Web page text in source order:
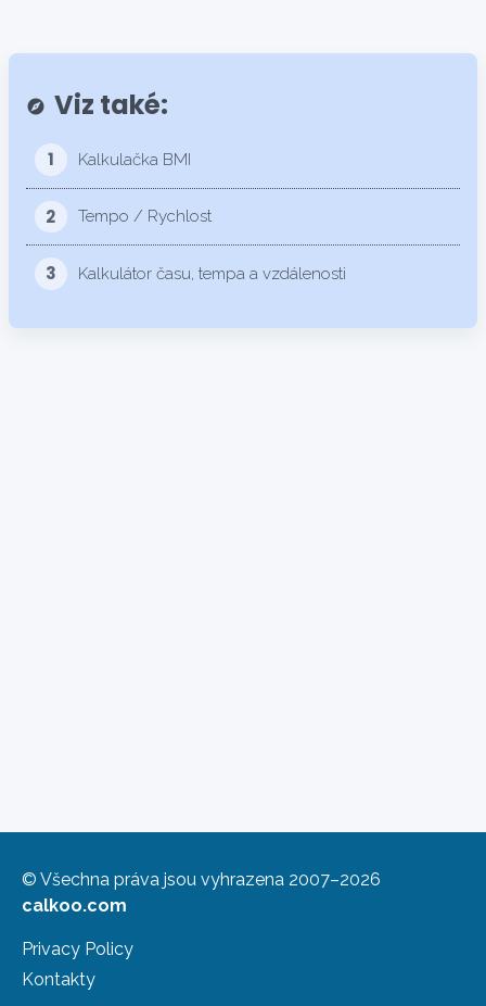
explore Viz také:
1 Kalkulačka BMI
2 Tempo / Rychlost
3 Kalkulátor času, tempa a vzdálenosti
© Všechna práva jsou vyhrazena 2007–2026
calkoo.com
Privacy Policy
Kontakty